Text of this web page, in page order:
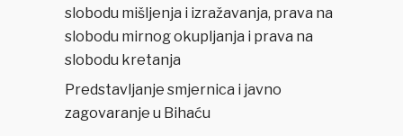
slobodu mišljenja i izražavanja, prava na
slobodu mirnog okupljanja i prava na
slobodu kretanja
Predstavljanje smjernica i javno
zagovaranje u Bihaću